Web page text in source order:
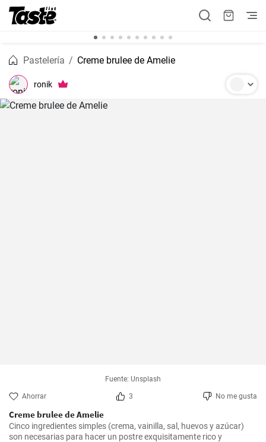
Pastelería Creme brulee de Amelie
ronik
Fuente: Unsplash
Ahorrar 3 No me gusta
Creme brulee de Amelie
Cinco ingredientes simples (crema, vainilla, sal, huevos y azúcar)
son necesarias para hacer un postre exquisitamente rico y